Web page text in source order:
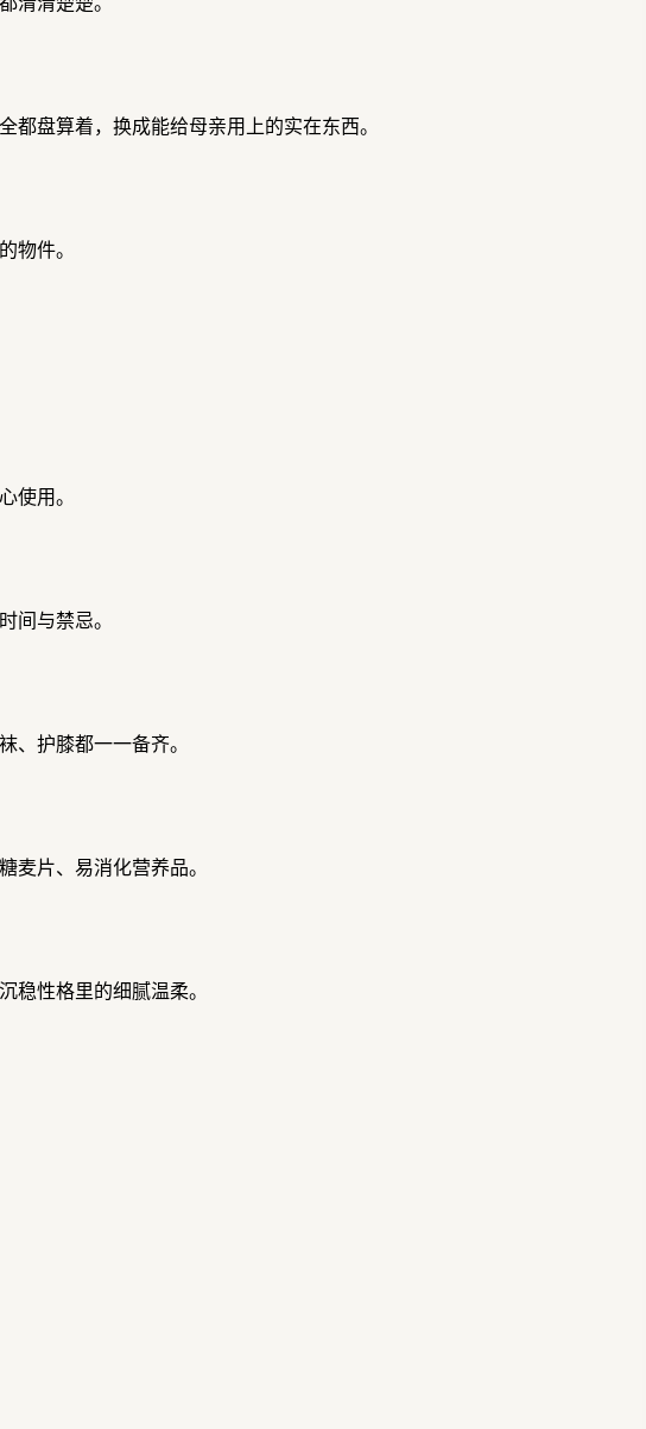
盘算着，换成能给母亲用上的实在东西。
物件。
使用。
间与禁忌。
、护膝都一一备齐。
麦片、易消化营养品。
稳性格里的细腻温柔。